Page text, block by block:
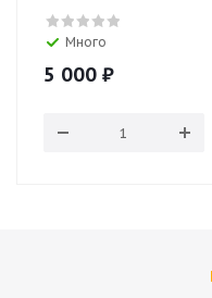
Много
5 000 ₽